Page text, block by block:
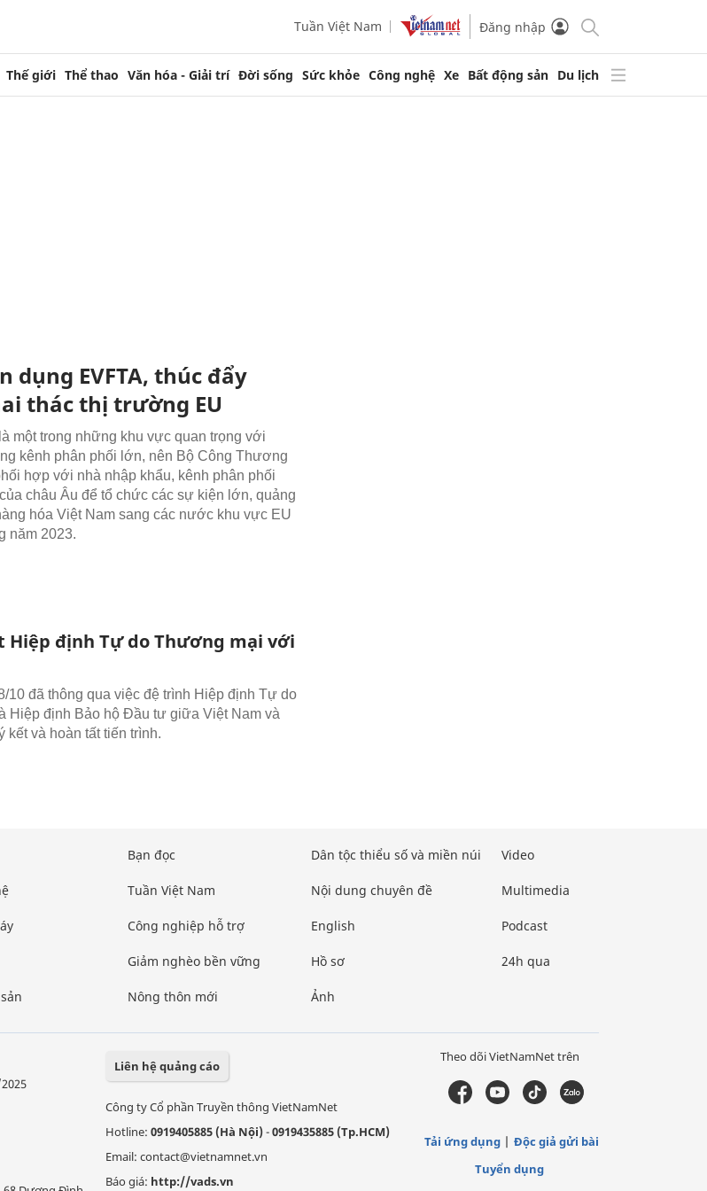
Tuần Việt Nam Đăng nhập
Thế giới Thể thao Văn hóa - Giải trí Đời sống Sức khỏe Công nghệ Xe Bất động sản Du lịch
dụng EVFTA, thúc đẩy
thác thị trường EU
một trong những khu vực quan trọng với
kênh phân phối lớn, nên Bộ Công Thương
hợp với nhà nhập khẩu, kênh phân phối
châu Âu để tổ chức các sự kiện lớn, quảng
hóa Việt Nam sang các nước khu vực EU
năm 2023.
Hiệp định Tự do Thương mại với
10 đã thông qua việc đệ trình Hiệp định Tự do
Hiệp định Bảo hộ Đầu tư giữa Việt Nam và
kết và hoàn tất tiến trình.
Bạn đọc
Tuần Việt Nam
Công nghiệp hỗ trợ
Giảm nghèo bền vững
Nông thôn mới
Dân tộc thiểu số và miền núi
Nội dung chuyên đề
English
Hồ sơ
Ảnh
Video
Multimedia
Podcast
24h qua
Liên hệ quảng cáo
Công ty Cổ phần Truyền thông VietNamNet
Hotline: 0919405885 (Hà Nội)-0919435885 (Tp.HCM)
Email: contact@vietnamnet.vn
Báo giá: http://vads.vn
Theo dõi VietNamNet trên
Tải ứng dụng
Độc giả gửi bài
Tuyển dụng